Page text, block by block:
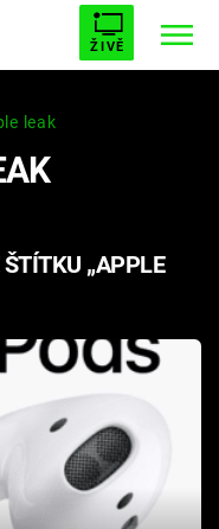
ŽIVĚ
UPÍRŮ
5
leak
„APPLE